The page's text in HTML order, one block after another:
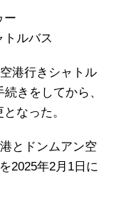
ー
トルバス
港行きシャトル
きをしてから、
なった。
とドンムアン空
2025年2月1日に